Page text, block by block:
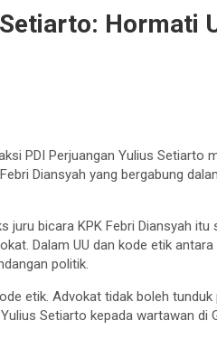
Hormati
PDI Perjuangan Yulius Setiarto
Diansyah yang bergabung
juru bicara KPK Febri Diansyah
Dalam UU dan kode etik
politik.
etik. Advokat tidak boleh
Setiarto kepada wartawan di